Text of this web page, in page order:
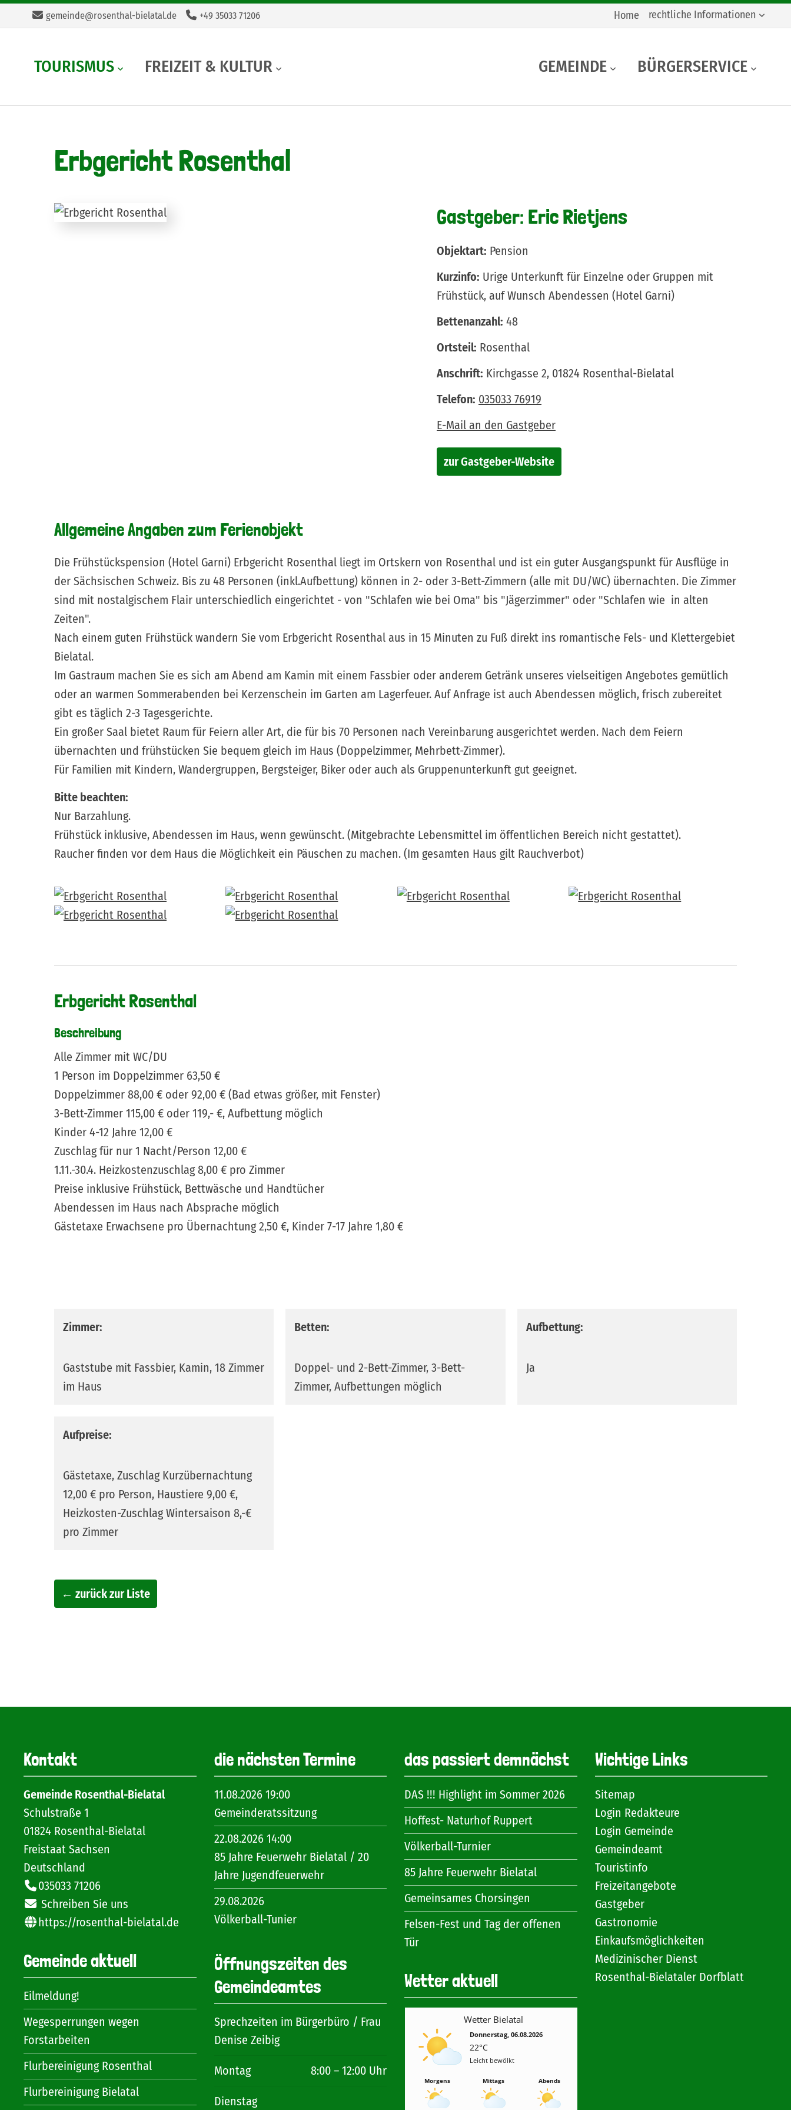
gemeinde@rosenthal-bielatal.de +49 35033 71206 Home rechtliche Informationen
TOURISMUS FREIZEIT & KULTUR GEMEINDE BÜRGERSERVICE
Erbgericht Rosenthal
Gastgeber: Eric Rietjens
Objektart: Pension
Kurzinfo: Urige Unterkunft für Einzelne oder Gruppen mit
Frühstück, auf Wunsch Abendessen (Hotel Garni)
Bettenanzahl: 48
Ortsteil: Rosenthal
Anschrift: Kirchgasse 2, 01824 Rosenthal-Bielatal
Telefon: 035033 76919
E-Mail an den Gastgeber
zur Gastgeber-Website
Allgemeine Angaben zum Ferienobjekt
Die Frühstückspension (Hotel Garni) Erbgericht Rosenthal liegt im Ortskern von Rosenthal und ist ein guter Ausgangspunkt für Ausflüge in
der Sächsischen Schweiz. Bis zu 48 Personen (inkl.Aufbettung) können in 2- oder 3-Bett-Zimmern (alle mit DU/WC) übernachten. Die Zimmer
sind mit nostalgischem Flair unterschiedlich eingerichtet - von "Schlafen wie bei Oma" bis "Jägerzimmer" oder "Schlafen wie in alten
Zeiten".
Nach einem guten Frühstück wandern Sie vom Erbgericht Rosenthal aus in 15 Minuten zu Fuß direkt ins romantische Fels- und Klettergebiet
Bielatal.
Im Gastraum machen Sie es sich am Abend am Kamin mit einem Fassbier oder anderem Getränk unseres vielseitigen Angebotes gemütlich
oder an warmen Sommerabenden bei Kerzenschein im Garten am Lagerfeuer. Auf Anfrage ist auch Abendessen möglich, frisch zubereitet
gibt es täglich 2-3 Tagesgerichte.
Ein großer Saal bietet Raum für Feiern aller Art, die für bis 70 Personen nach Vereinbarung ausgerichtet werden. Nach dem Feiern
übernachten und frühstücken Sie bequem gleich im Haus (Doppelzimmer, Mehrbett-Zimmer).
Für Familien mit Kindern, Wandergruppen, Bergsteiger, Biker oder auch als Gruppenunterkunft gut geeignet.
Bitte beachten:
Nur Barzahlung.
Frühstück inklusive, Abendessen im Haus, wenn gewünscht. (Mitgebrachte Lebensmittel im öffentlichen Bereich nicht gestattet).
Raucher finden vor dem Haus die Möglichkeit ein Päuschen zu machen. (Im gesamten Haus gilt Rauchverbot)
Erbgericht Rosenthal
Beschreibung
Alle Zimmer mit WC/DU
1 Person im Doppelzimmer 63,50 €
Doppelzimmer 88,00 € oder 92,00 € (Bad etwas größer, mit Fenster)
3-Bett-Zimmer 115,00 € oder 119,- €, Aufbettung möglich
Kinder 4-12 Jahre 12,00 €
Zuschlag für nur 1 Nacht/Person 12,00 €
1.11.-30.4. Heizkostenzuschlag 8,00 € pro Zimmer
Preise inklusive Frühstück, Bettwäsche und Handtücher
Abendessen im Haus nach Absprache möglich
Gästetaxe Erwachsene pro Übernachtung 2,50 €, Kinder 7-17 Jahre 1,80 €
Zimmer:
Gaststube mit Fassbier, Kamin, 18 Zimmer
im Haus
Betten:
Doppel- und 2-Bett-Zimmer, 3-Bett-
Zimmer, Aufbettungen möglich
Aufbettung:
Ja
Aufpreise:
Gästetaxe, Zuschlag Kurzübernachtung
12,00 € pro Person, Haustiere 9,00 €,
Heizkosten-Zuschlag Wintersaison 8,-€
pro Zimmer
← zurück zur Liste
Kontakt
Gemeinde Rosenthal-Bielatal
Schulstraße 1
01824 Rosenthal-Bielatal
Freistaat Sachsen
Deutschland
035033 71206
Schreiben Sie uns
https://rosenthal-bielatal.de
Gemeinde aktuell
Eilmeldung!
Wegesperrungen wegen
Forstarbeiten
Flurbereinigung Rosenthal
Flurbereinigung Bielatal
die nächsten Termine
11.08.2026 19:00
Gemeinderatssitzung
22.08.2026 14:00
85 Jahre Feuerwehr Bielatal / 20
Jahre Jugendfeuerwehr
29.08.2026
Völkerball-Tunier
Öffnungszeiten des
Gemeindeamtes
Sprechzeiten im Bürgerbüro / Frau
Denise Zeibig
Montag 8:00 – 12:00 Uhr
Dienstag
das passiert demnächst
DAS !!! Highlight im Sommer 2026
Hoffest- Naturhof Ruppert
Völkerball-Turnier
85 Jahre Feuerwehr Bielatal
Gemeinsames Chorsingen
Felsen-Fest und Tag der offenen
Tür
Wetter aktuell
Wetter Bielatal
Donnerstag, 06.08.2026
22°C
Leicht bewölkt
Morgens Mittags Abends
Wichtige Links
Navigation
überspringen
Sitemap
Login Redakteure
Login Gemeinde
Gemeindeamt
Touristinfo
Freizeitangebote
Gastgeber
Gastronomie
Einkaufsmöglichkeiten
Medizinischer Dienst
Rosenthal-Bielataler Dorfblatt